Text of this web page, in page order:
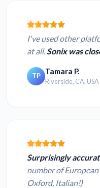
I've used other
at all.Sonix was
TP Tamara P.
Riverside, CA, USA
Surprisingly
number of
Oxford, Italian!)